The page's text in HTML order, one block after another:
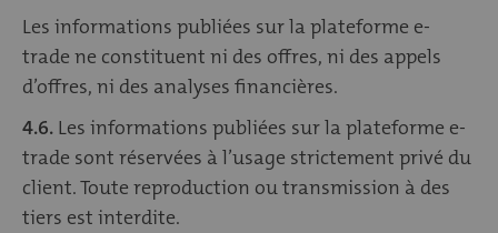
Les informations publiées sur la plateforme e-
trade ne constituent ni des offres, ni des appels
d’offres, ni des analyses financières.
4.6. Les informations publiées sur la plateforme e-
trade sont réservées à l’usage strictement privé du
client. Toute reproduction ou transmission à des
tiers est interdite.